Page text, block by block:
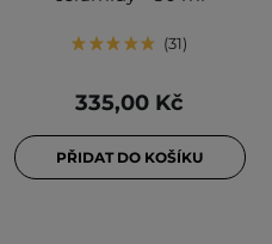
31
335,00 Kč
PŘIDAT DO KOŠÍKU